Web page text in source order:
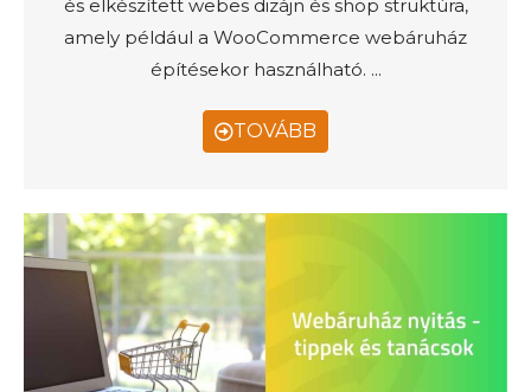
és elkészített webes dizájn és shop struktúra,
amely például a WooCommerce webáruház
építésekor használható. ...
TOVÁBB